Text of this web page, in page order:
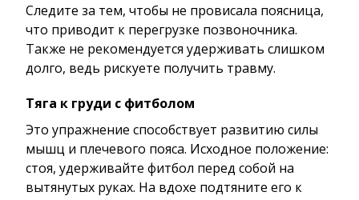
Следите за тем, чтобы не провисала поясница,
что приводит к перегрузке позвоночника.
Также не рекомендуется удерживать слишком
долго, ведь рискуете получить травму.
Тяга к груди с фитболом
Это упражнение способствует развитию силы
мышц и плечевого пояса. Исходное положение:
стоя, удерживайте фитбол перед собой на
вытянутых руках. На вдохе подтяните его к